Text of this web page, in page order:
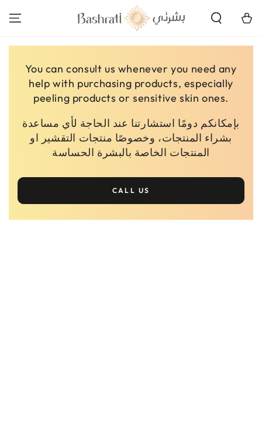
CONTENT
Cart
You can consult us whenever you need any
help with purchasing products, especially
peeling products or sensitive skin ones.
بإمكانكم دومًا استشارتنا عند الحاجة لأي مساعدة
بشراء المنتجات، وخصوصًا منتجات التقشير او
المنتجات الخاصة بالبشرة الحساسة
CALL US